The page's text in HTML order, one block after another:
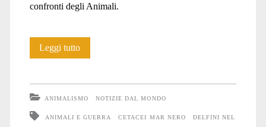
confronti degli Animali.
Leggi tuttoAnche
ANIMALISMO NOTIZIE DAL MONDO
ANIMALI E GUERRA CETACEI MAR NERO
DELFINI NEL